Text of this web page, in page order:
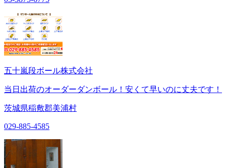
五十嵐段ボール株式会社
当日出荷のオーダーダンボール！安くて早いのに丈夫です！
茨城県稲敷郡美浦村
029-885-4585